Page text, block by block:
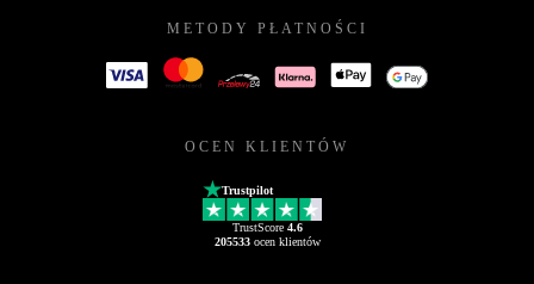
METODY PŁATNOŚCI
OCEN KLIENTÓW
Trustpilot
TrustScore 4.6
205533ocen klientów